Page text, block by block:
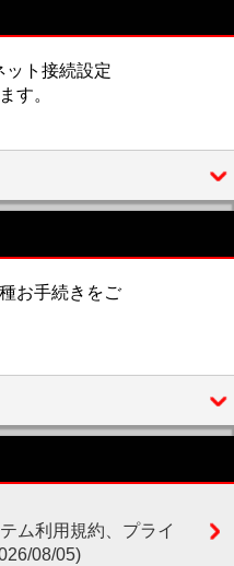
ット接続設定
す。
お手続きをご
ム利用規約、プライ
08/05)